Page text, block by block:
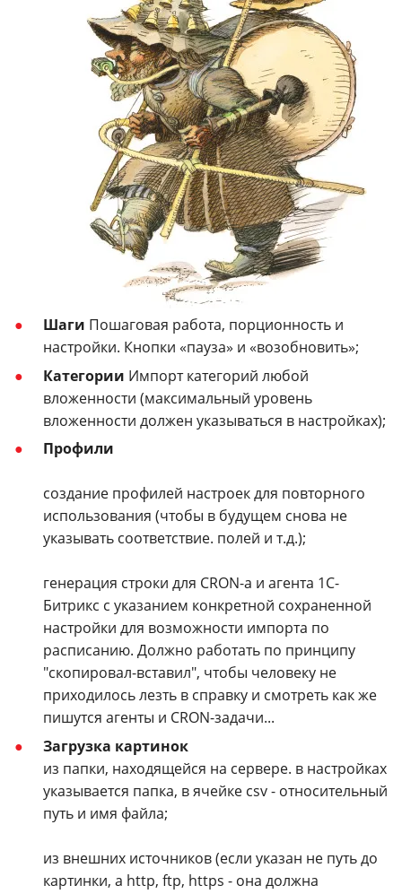
Шаги Пошаговая работа, порционность и
настройки. Кнопки «пауза» и «возобновить»;
Категории Импорт категорий любой
вложенности (максимальный уровень
вложенности должен указываться в настройках);
Профили
создание профилей настроек для повторного
использования (чтобы в будущем снова не
указывать соответствие. полей и т.д.);
генерация строки для CRON-а и агента 1С-
Битрикс с указанием конкретной сохраненной
настройки для возможности импорта по
расписанию. Должно работать по принципу
"скопировал-вставил", чтобы человеку не
приходилось лезть в справку и смотреть как же
пишутся агенты и CRON-задачи...
Загрузка картинок
из папки, находящейся на сервере. в настройках
указывается папка, в ячейке csv - относительный
путь и имя файла;
из внешних источников (если указан не путь до
картинки, а http, ftp, https - она должна